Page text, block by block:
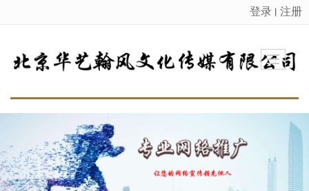
很遗憾，因您的浏览器版本过低导致无法获得最佳浏览体验，推荐下载安装谷歌浏览器！
登录 注册